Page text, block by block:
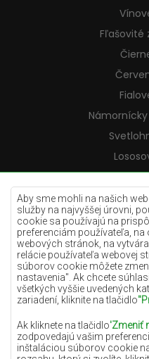
Aby sme mohli na našich
služby na najvyššej úrovni,
cookie sa používajú na
preferenciám používateľa,
webových stránok, na
relácie používateľa webovej
súborov cookie môžete
nastavenia". Ak chcete
všetkých vyššie uvedených
zariadení, kliknite na tlačidlo
Ak kliknete na tlačidlo'Zmeniť
zodpovedajú vašim
inštaláciou súborov cookie
Fľašovité
Žlté